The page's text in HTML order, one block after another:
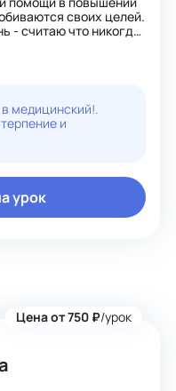
своих целей.
- считаю что никогда
не стыдно не знать -
В процессе обучения
школьную
с
Я помогаю ответить
что в первую
дисциплины - для
практических
можно увидеть,
процессы и законы,
аспектом для
прошла путь в ногу
ребятами и
нужные слова
собой. Я помогаю
удовольствием и
- самое время
в медицинский!.
и
урок
Цена от 750 ₽/урок